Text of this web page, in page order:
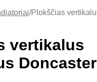
/Plokščias
vertikalus
Doncaster